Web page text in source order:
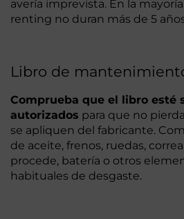
avería imprevista. En la
renting no duran más de 5
Libro de
Comprueba que el libro esté
autorizados para que no
se apliquen del fabricante.
de aceite, frenos, ruedas,
procede, batería o otros
habituales de desgaste.